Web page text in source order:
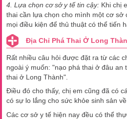
4. Lựa chọn cơ sở y tế tin cậy: Khi chị
thai cần lựa chọn cho mình một cơ sở
mọi điều kiện để thủ thuật có thể tiến
Địa Chỉ Phá Thai Ở Long
Rất nhiều câu hỏi được đặt ra từ các
ngoài ý muốn: "nạo phá thai ở đâu an
thai ở Long Thành".
Điều đó cho thấy, chị em cũng đã có
có sự lo lắng cho sức khỏe sinh sản
Các cơ sở y tế hiện nay đều có thể